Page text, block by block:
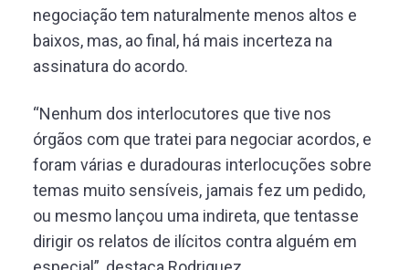
negociação tem naturalmente menos altos e
baixos, mas, ao final, há mais incerteza na
assinatura do acordo.
“Nenhum dos interlocutores que tive nos
órgãos com que tratei para negociar acordos, e
foram várias e duradouras interlocuções sobre
temas muito sensíveis, jamais fez um pedido,
ou mesmo lançou uma indireta, que tentasse
dirigir os relatos de ilícitos contra alguém em